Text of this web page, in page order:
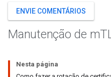
ENVIE COMENTÁRIOS
Manutenção de m
Nesta página